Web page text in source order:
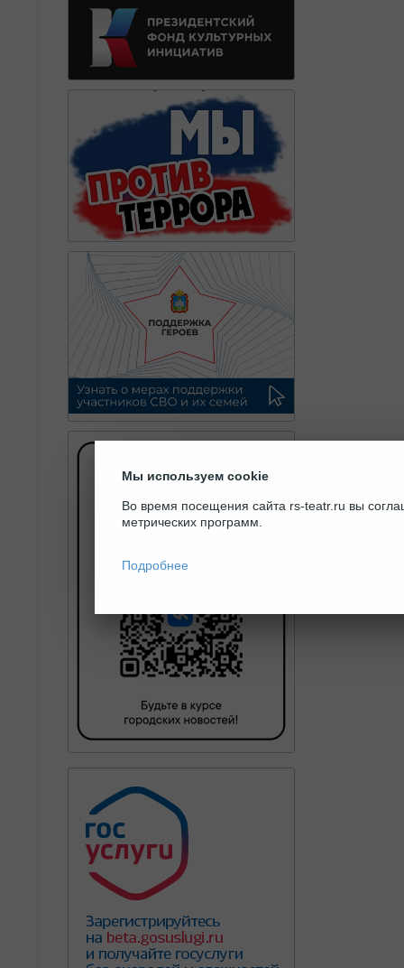
Мы используем cookie
Во время посещения сайта rs-teatr.ru вы
метрических программ.
Подробнее